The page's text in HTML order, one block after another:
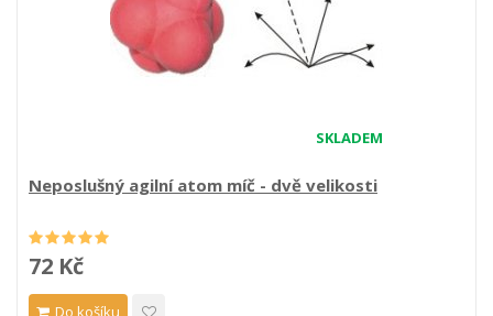
SKLADEM
Neposlušný agilní atom míč - dvě velikosti
72 Kč
Do košíku